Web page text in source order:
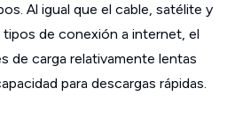
Al igual que el cable, satélite y
de conexión a internet, el
de carga relativamente lentas
para descargas rápidas.